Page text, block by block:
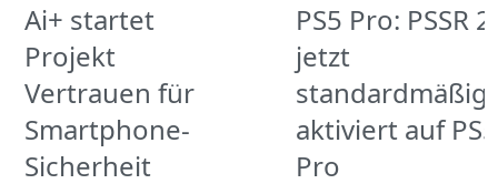
Ai+ startet
Projekt
Vertrauen für
Smartphone-
Sicherheit
PS5 Pro: PSSR
jetzt
standardmäßig
aktiviert auf PS5
Pro